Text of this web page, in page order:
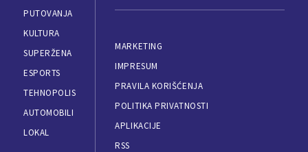
PUTOVANJA
KULTURA
SUPERŽENA
ESPORTS
TEHNOPOLIS
AUTOMOBILI
LOKAL
MARKETING
IMPRESUM
PRAVILA KORIŠĆENJA
POLITIKA PRIVATNOSTI
APLIKACIJE
RSS